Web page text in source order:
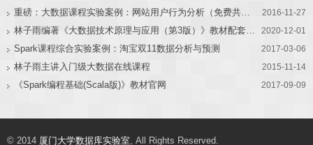
2016-11-27
2020-12-01
Spark课程综合实验案例：淘宝双11数据分析与预测 2017-03-06
林子雨主讲入门级大数据在线课程 2015-11-14
《Spark编程基础(Scala版)》教材官网 2017-09-09
© 2014 厦门大学数据库实验室 , All Rights Reserved.